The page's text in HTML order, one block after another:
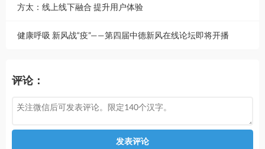
方太：线上线下融合 提升用户体验
健康呼吸 新风战“疫”——第四届中德新风在线论坛即将开播
评论：
发表评论